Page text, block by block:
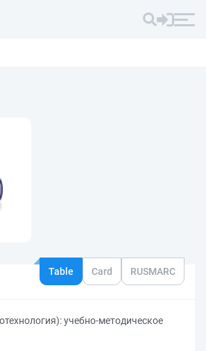
Table Card RUSMARC
учебно-методическое